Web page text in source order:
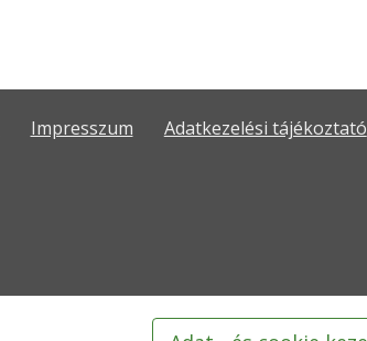
Impresszum Adatkezelési tájékoztató